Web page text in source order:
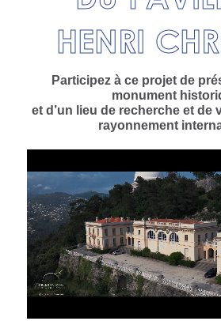
HENRI
Participez à ce projet de
monument
et d’un lieu de recherche et de
rayonnement